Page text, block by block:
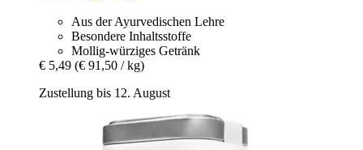
Aus der Ayurvedischen Lehre
Besondere Inhaltsstoffe
Mollig-würziges Getränk
€ 5,49 (€ 91,50 / kg)
Zustellung bis 12. August